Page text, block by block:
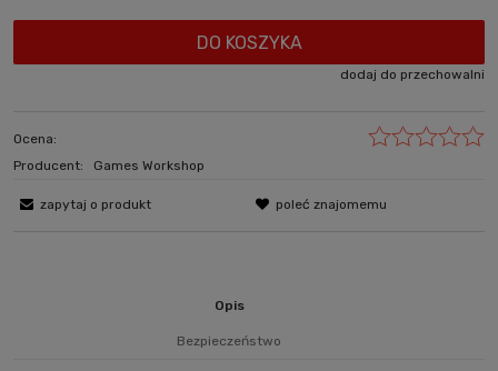
DO KOSZYKA
dodaj do przechowalni
Ocena:
Producent:
Games Workshop
zapytaj o produkt poleć znajomemu
Opis
Bezpieczeństwo